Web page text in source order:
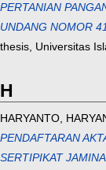
PERTANIAN
UNDANG NOMOR
thesis, Universitas
H
HARYANTO,
PENDAFTARAN
SERTIPIKAT